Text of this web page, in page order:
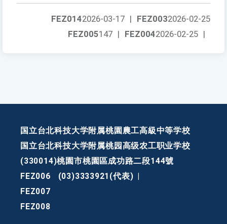
FEZ0032026-02-25
FEZ0142026-03-17 |
FEZ0042026-02-25 |
FEZ005147 |
国立台北科技大学附属桃園農工高級中等学校
国立台北科技大学附属桃园高级农工职业学校
(330014)桃園市桃園區成功路二段144號
FEZ006
(03)3333921(代表)
FEZ007
FEZ008